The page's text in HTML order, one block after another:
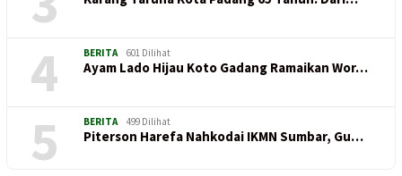
4 BERITA 601 Dilihat
Ayam Lado Hijau Koto Gadang Ramaikan Wor…
5 BERITA 499 Dilihat
Piterson Harefa Nahkodai IKMN Sumbar, Gu…